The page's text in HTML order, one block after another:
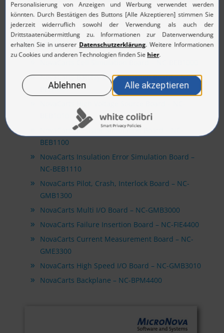
Datenblätter NovaCarts Boards:
NovaCarts Battery Cell Emulation Board – NC-
BEB1001
NovaCarts Resistor Simulation Board – NC-
BEB1100
NovaCarts Insulation Error Simulation Board –
NC-BEB1110
NovaCarts Pilot, Crash, Interlock Board – NC-
GMB1300
NovaCarts Multi I/O Board – NC-GMB3000
NovaCarts Failure Insertion Board – NC-FIE4400
NovaCarts Current Measurement Board – NC-
GME3300
NovaCarts High Speed I/O Board – NC-GMB3010
NovaCarts Backplane – NC-BPM4400